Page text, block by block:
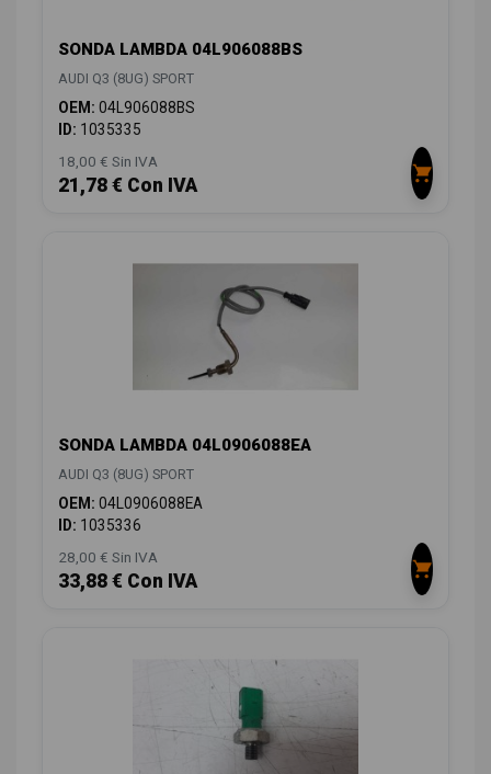
SONDA LAMBDA 04L906088BS
AUDI Q3 (8UG) SPORT
OEM: 04L906088BS
ID: 1035335
18,00 € Sin IVA
21,78 € Con IVA
SONDA LAMBDA 04L0906088EA
AUDI Q3 (8UG) SPORT
OEM: 04L0906088EA
ID: 1035336
28,00 € Sin IVA
33,88 € Con IVA